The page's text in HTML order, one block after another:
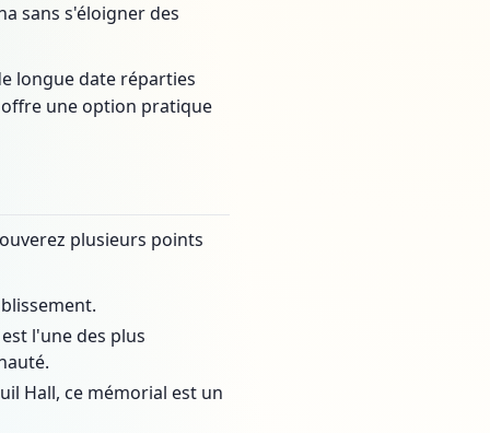
sans s'éloigner des
longue date réparties
une option pratique
plusieurs points
l'une des plus
Hall, ce mémorial est un